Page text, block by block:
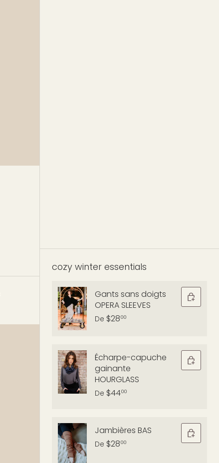
cozy winter essentials
Gants sans doigts
OPERA SLEEVES
De $2800
Écharpe-capuche
gainante
HOURGLASS
De $4400
Jambières BAS
De $2800